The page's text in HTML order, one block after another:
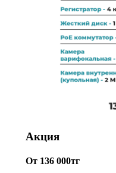
Акция
От 136 000тг